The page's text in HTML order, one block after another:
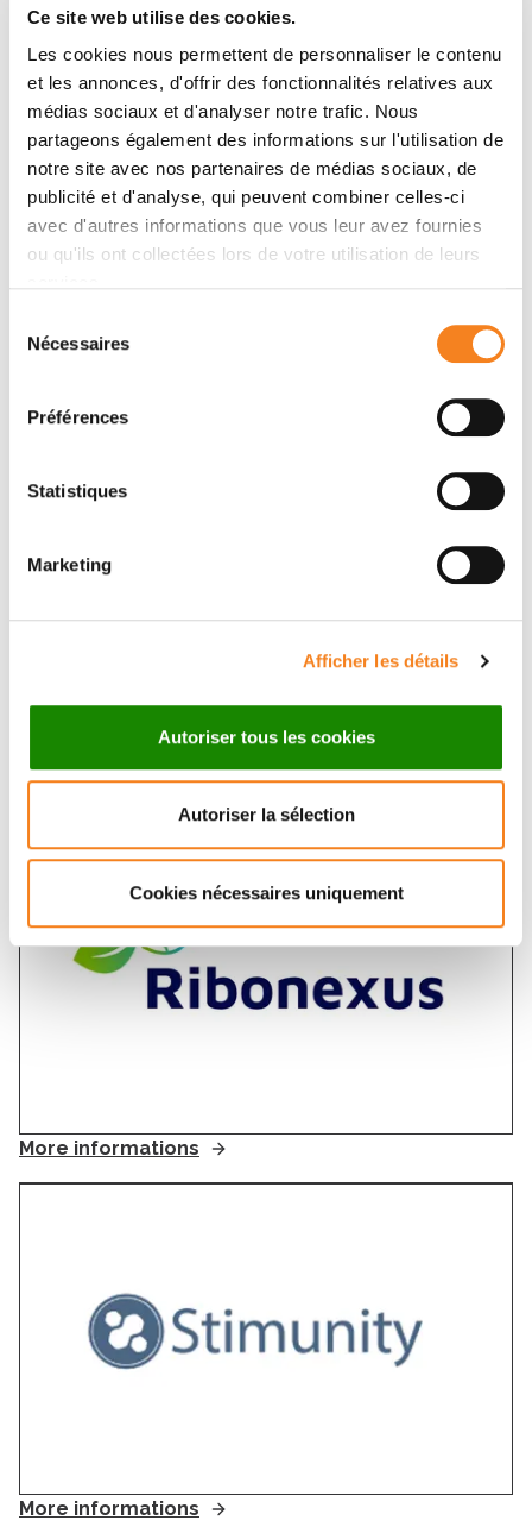
Ce site web utilise des cookies.
Les cookies nous permettent de personnaliser le contenu
et les annonces, d'offrir des fonctionnalités relatives aux
médias sociaux et d'analyser notre trafic. Nous
partageons également des informations sur l'utilisation de
notre site avec nos partenaires de médias sociaux, de
publicité et d'analyse, qui peuvent combiner celles-ci
avec d'autres informations que vous leur avez fournies
ou qu'ils ont collectées lors de votre utilisation de leurs
Nécessaires
Préférences
Statistiques
Marketing
Afficher les détails
Autoriser tous les cookies
Autoriser la sélection
Cookies nécessaires uniquement
More informations
More informations
More informations
More informations
More informations